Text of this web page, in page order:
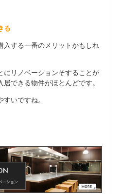
る
入する一番のメリットかもしれ
にリノベーションそすることが
できる物件がほとんどです。
いですね。